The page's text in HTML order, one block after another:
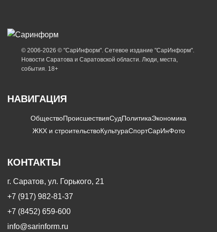
© 2006-2026 © "СарИнформ". Сетевое издание "СарИнформ".
Новости Саратова и Саратовской области. Люди, места,
события. 18+
НАВИГАЦИЯ
ОбществоПроисшествияСудПолитикаЭкономика
ЖКХ и строительствоКультураСпортСарИнФото
КОНТАКТЫ
г. Саратов, ул. Горького, 21
+7 (917) 982-81-37
+7 (8452) 659-600
info@sarinform.ru